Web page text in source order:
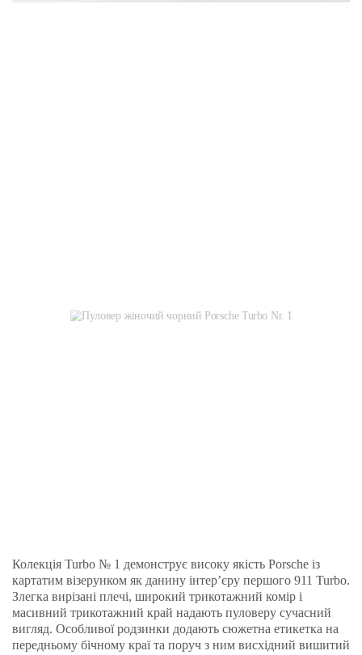
Колекція Turbo № 1 демонструє високу якість Porsche із
картатим візерунком як данину інтер’єру першого 911 Turbo.
Злегка вирізані плечі, широкий трикотажний комір і
масивний трикотажний край надають пуловеру сучасний
вигляд. Особливої родзинки додають сюжетна етикетка на
передньому бічному краї та поруч з ним висхідний вишитий